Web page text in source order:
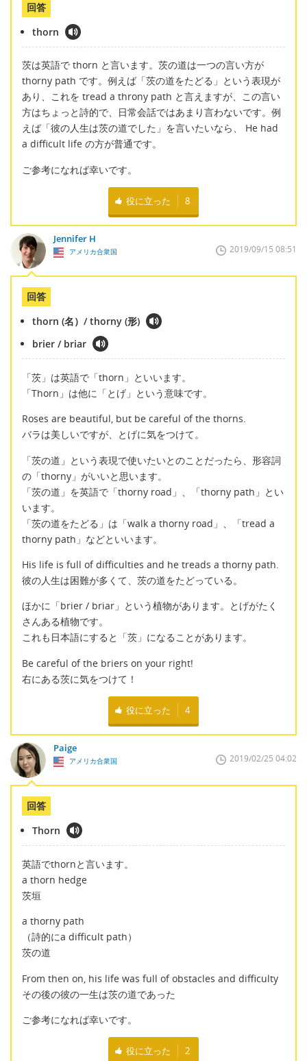
回答
thorn
茨は英語で thorn と言います。茨の道は一つの言い方が
thorny path です。例えば「茨の道をたどる」という表現が
あり、これを tread a throny path と言えますが、この言い
方はちょっと詩的で、日常会話ではあまり言わないです。例
えば「彼の人生は茨の道でした」を言いたいなら、 He had
a difficult life の方が普通です。
ご参考になれば幸いです。
役に立った 8
Jennifer H
アメリカ合衆国 2019/09/15 08:51
回答
thorn (名）/ thorny (形)
brier / briar
「茨」は英語で「thorn」といいます。
「Thorn」は他に「とげ」という意味です。
Roses are beautiful, but be careful of the thorns.
バラは美しいですが、とげに気をつけて。
「茨の道」という表現で使いたいとのことだったら、形容詞
の「thorny」がいいと思います。
「茨の道」を英語で「thorny road」、「thorny path」とい
います。
「茨の道をたどる」は「walk a thorny road」、「tread a
thorny path」などといいます。
His life is full of difficulties and he treads a thorny path.
彼の人生は困難が多くて、茨の道をたどっている。
ほかに「brier / briar」という植物があります。とげがたく
さんある植物です。
これも日本語にすると「茨」になることがあります。
Be careful of the briers on your right!
右にある茨に気をつけて！
役に立った 4
Paige
アメリカ合衆国 2019/02/25 04:02
回答
Thorn
英語でthornと言います。
a thorn hedge
茨垣
a thorny path
（詩的にa difficult path）
茨の道
From then on, his life was full of obstacles and difficulty
その後の彼の一生は茨の道であった
ご参考になれば幸いです。
役に立った 2